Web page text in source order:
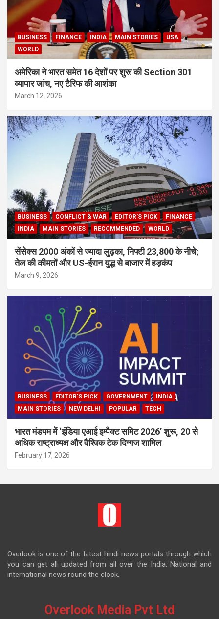
BUSINESS FINANCE INDIA MAIN STORIES
USA
WORLD
अमेरिका ने भारत समेत 16 देशों पर शुरू की Section 301
व्यापार जांच, नए टैरिफ की आशंका
March 12, 2026
BUSINESS CONFLICT & WAR EDITOR'S PICK
FINANCE
INDIA
MAIN STORIES RECOMMENDED WORLD
सेंसेक्स 2000 अंकों से ज्यादा लुढ़का, निफ्टी 23,800 के नीचे;
तेल की कीमतों और US-ईरान युद्ध से बाजार में हड़कंप
March 9, 2026
BUSINESS EDITOR'S PICK GOVERNMENT
INDIA
MAIN STORIES
NEW DELHI POPULAR TECH
भारत मंडपम में ‘इंडिया एआई इम्पैक्ट समिट 2026’ शुरू, 20 से
अधिक राष्ट्राध्यक्ष और वैश्विक टेक दिग्गज शामिल
February 17, 2026
Overlook is one of the latest hindi news portals through which
you can get all updated from all over the India. National and
international news round the clock.
Overlook Media Pvt Ltd